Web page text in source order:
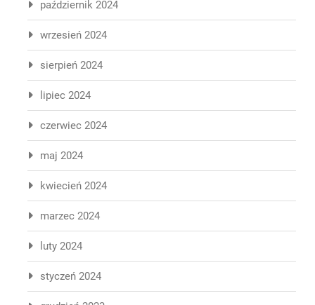
październik 2024
wrzesień 2024
sierpień 2024
lipiec 2024
czerwiec 2024
maj 2024
kwiecień 2024
marzec 2024
luty 2024
styczeń 2024